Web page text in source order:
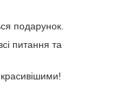
подарунок.
питання та